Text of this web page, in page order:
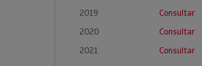
2019
Consultar
2020
Consultar
2021
Consultar